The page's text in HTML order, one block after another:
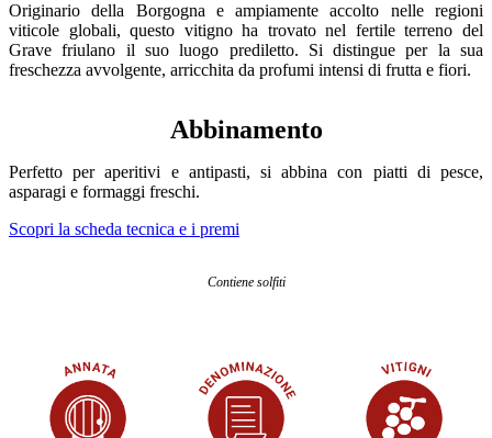
Originario della Borgogna e ampiamente accolto nelle regioni
viticole globali, questo vitigno ha trovato nel fertile terreno del
Grave friulano il suo luogo prediletto. Si distingue per la sua
freschezza avvolgente, arricchita da profumi intensi di frutta e fiori.
Abbinamento
Perfetto per aperitivi e antipasti, si abbina con piatti di pesce,
asparagi e formaggi freschi.
Scopri la scheda tecnica e i premi
Contiene solfiti